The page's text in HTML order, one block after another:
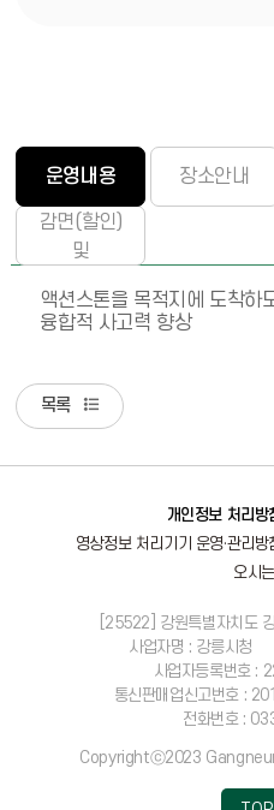
운영내용 장소안내
감면(할인)
및
액션스톤을 목적지에 도착하
융합적 사고력 향상
목록
개인정보 처리방
영상정보 처리기기 운영·관리방
오시
[25522] 강원특별자치도
사업자명 : 강릉시청
사업자등록번호
통신판매업신고번호 :
전화번호 :
Copyrightⓒ2023